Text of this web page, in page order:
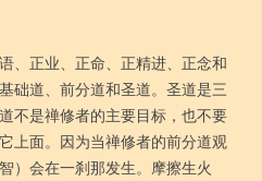
、正业、正命、正精进、正念和
础道、前分道和圣道。圣道是三
不是禅修者的主要目标，也不要
上面。因为当禅修者的前分道观
）会在一刹那发生。摩擦生火